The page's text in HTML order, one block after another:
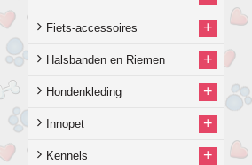
Fiets-accessoires +
Halsbanden en Riemen +
Hondenkleding +
Innopet +
Kennels +